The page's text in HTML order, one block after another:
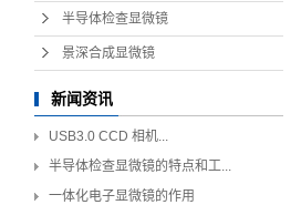
半导体检查显微镜
景深合成显微镜
新闻资讯
USB3.0 CCD 相机...
半导体检查显微镜的特点和工...
一体化电子显微镜的作用